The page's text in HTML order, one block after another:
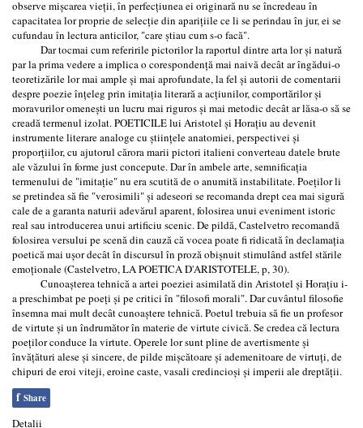
observe mișcarea vieții, în perfecțiunea ei originară nu se încredeau în
capacitatea lor proprie de selecție din aparițiile ce li se perindau în jur, ei se
cufundau în lectura anticilor, "care știau cum s-o facă".
Dar tocmai cum referirile pictorilor la raportul dintre arta lor și natură
par la prima vedere a implica o corespondență mai naivă decât ar îngădui-o
teoretizările lor mai ample și mai aprofundate, la fel și autorii de comentarii
despre poezie înțeleg prin imitația literară a acțiunilor, comportărilor și
moravurilor omenești un lucru mai riguros și mai metodic decât ar lăsa-o să se
creadă termenul izolat. POETICILE lui Aristotel și Horațiu au devenit
instrumente literare analoge cu științele anatomiei, perspectivei și
proporțiilor, cu ajutorul cărora marii pictori italieni converteau datele brute
ale văzului în forme just concepute. Dar în ambele arte, semnificația
termenului de "imitație" nu era scutită de o anumită instabilitate. Poeților li
se pretindea să fie "verosimili" și adeseori se recomanda drept cea mai sigură
cale de a garanta naturii adevărul aparent, folosirea unui eveniment istoric
real sau introducerea unui artificiu scenic. De pildă, Castelvetro recomandă
folosirea versului pe scenă din cauză că vocea poate fi ridicată în declamația
poetică mai ușor decât în discursul în proză obișnuit stimulând astfel stările
emoționale (Castelvetro, LA POETICA D'ARISTOTELE, p, 30).
Cunoașterea tehnică a artei poeziei asimilată din Aristotel și Horațiu i-
a preschimbat pe poeți și pe critici în "filosofi morali". Dar cuvântul filosofie
însemna mai mult decât cunoaștere tehnică. Poetul trebuia să fie un profesor
de virtute și un îndrumător în materie de virtute civică. Se credea că lectura
poeților conduce la virtute. Operele lor sunt pline de avertismente și
învățături alese și sincere, de pilde mișcătoare și ademenitoare de virtuți, de
chipuri de eroi viteji, eroine caste, vasali credincioși și imperii ale dreptății.
f Share
Detalii